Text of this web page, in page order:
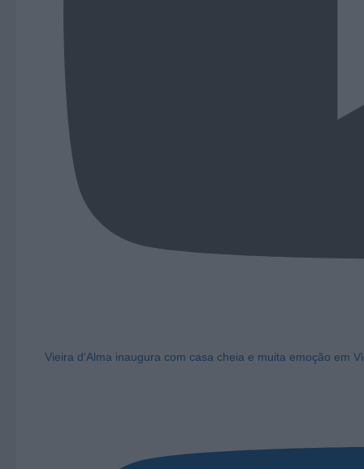
Vieira d'Alma inaugura com casa cheia e muita emoção em